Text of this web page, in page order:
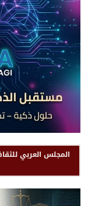
المجلس العربي